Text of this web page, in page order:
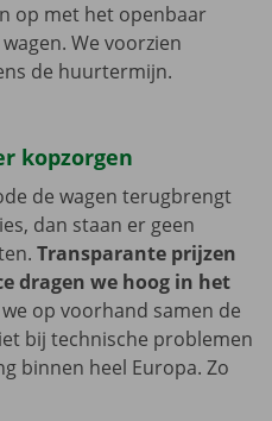
op met het openbaar
We voorzien
de huurtermijn.
kopzorgen
de wagen terugbrengt
dan staan er geen
Transparante prijzen
dragen we hoog in het
op voorhand samen de
bij technische problemen
binnen heel Europa. Zo